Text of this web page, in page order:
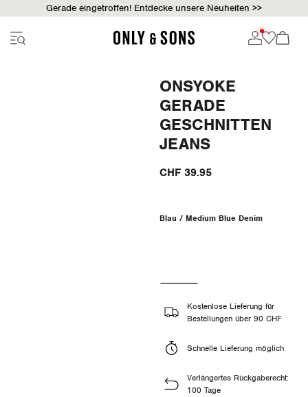
Gerade eingetroffen! Entdecke unsere Neuheiten >>
ONSYOKE
GERADE
GESCHNITTEN
JEANS
CHF 39.95
Blau / Medium Blue Denim
Kostenlose Lieferung für
Bestellungen über 90 CHF
Schnelle Lieferung möglich
Verlängertes Rückgaberecht:
100 Tage